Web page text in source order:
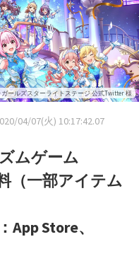
ールズスターライトステージ 公式Twitter 様
04/07(火) 10:17:42.07
ムゲーム
（一部アイテム
Store、